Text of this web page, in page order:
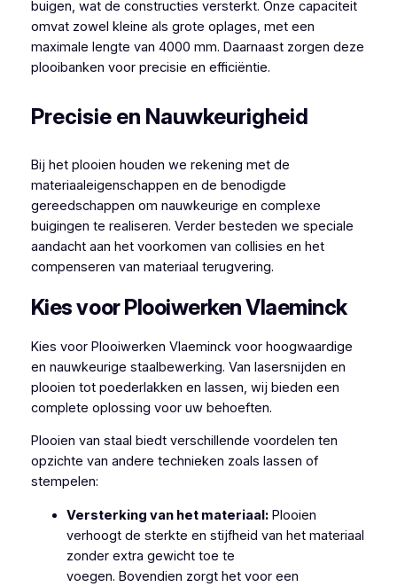
buigen, wat de constructies versterkt. Onze capaciteit
omvat zowel kleine als grote oplages, met een
maximale lengte van 4000 mm. Daarnaast zorgen deze
plooibanken voor precisie en efficiëntie.
Precisie en Nauwkeurigheid
Bij het plooien houden we rekening met de
materiaaleigenschappen en de benodigde
gereedschappen om nauwkeurige en complexe
buigingen te realiseren. Verder besteden we speciale
aandacht aan het voorkomen van collisies en het
compenseren van materiaal terugvering.
Kies voor Plooiwerken Vlaeminck
Kies voor Plooiwerken Vlaeminck voor hoogwaardige
en nauwkeurige staalbewerking. Van lasersnijden en
plooien tot poederlakken en lassen, wij bieden een
complete oplossing voor uw behoeften.
Plooien van staal biedt verschillende voordelen ten
opzichte van andere technieken zoals lassen of
stempelen:
Versterking van het materiaal:Plooien
verhoogt de sterkte en stijfheid van het materiaal
zonder extra gewicht toe te
voegen. Bovendien zorgt het voor een